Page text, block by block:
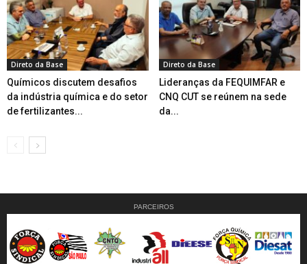
Direto da Base
Químicos discutem desafios
da indústria química e do setor
de fertilizantes...
Direto da Base
Lideranças da FEQUIMFAR e
CNQ CUT se reúnem na sede
da...
PARCEIROS